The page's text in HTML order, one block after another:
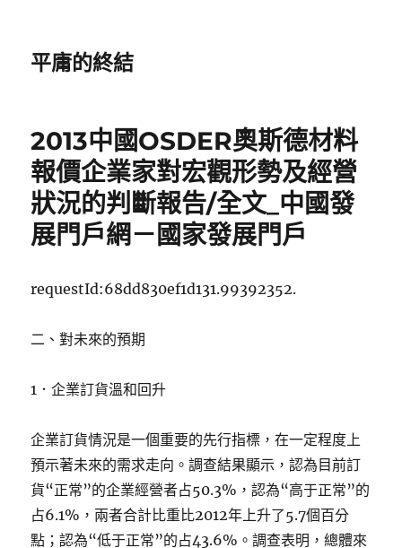
平庸的終結
2013中國OSDER奧斯德材料
報價企業家對宏觀形勢及經營
狀況的判斷報告/全文_中國發
展門戶網－國家發展門戶
requestId:68dd830ef1d131.99392352.
二、對未來的預期
1．企業訂貨溫和回升
企業訂貨情況是一個重要的先行指標，在一定程度上
預示著未來的需求走向。調查結果顯示，認為目前訂
貨“正常”的企業經營者占50.3%，認為“高于正常”的
占6.1%，兩者合計比重比2012年上升了5.7個百分
點；認為“低于正常”的占43.6%。調查表明，總體來